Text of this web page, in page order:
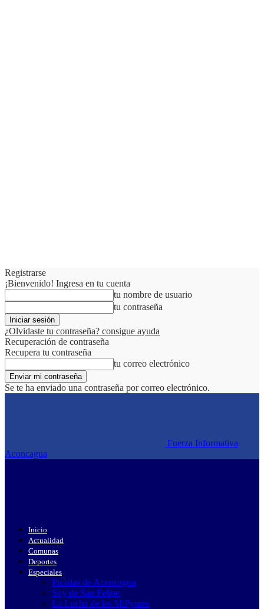
Registrarse
¡Bienvenido! Ingresa en tu cuenta
tu nombre de usuario
tu contraseña
¿Olvidaste tu contraseña? consigue ayuda
Recuperación de contraseña
Recupera tu contraseña
tu correo electrónico
Se te ha enviado una contraseña por correo electrónico.
Fuerza Informativa
Aconcagua
Inicio
Actualidad
Comunas
Deportes
Especiales
Picadas de Aconcagua
Soy de San Felipe
La Lucha de las MiPymes